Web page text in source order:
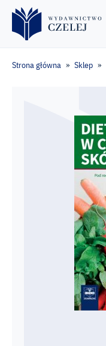
Strona główna » Sklep »